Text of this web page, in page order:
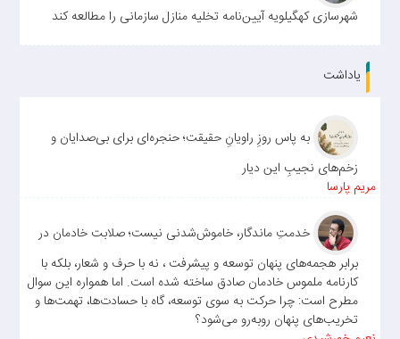
شهرسازی کهگیلویه آیین‌نامه تخلیه منازل سازمانی را مطالعه کند
یاداشت
به پاس روزِ راویانِ حقیقت؛ حنجره‌ای برای بی‌صدایان و
زخم‌های نجیبِ این دیار
مریم پارسا
خدمتِ ماندگار، خاموش‌شدنی نیست؛ صلابت خادمان در
برابر هجمه‌های پنهان توسعه و پیشرفت ، نه با حرف و شعار، بلکه با
کارنامه ملموس خادمان صادق ساخته شده است. اما همواره این سوال
مطرح است: چرا حرکت به سوی توسعه، گاه با حسادت‌ها، تهمت‌ها و
تخریب‌های پنهان روبه‌رو می‌شود؟